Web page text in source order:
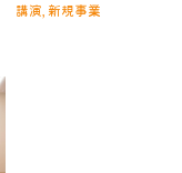
講演, 新規事業